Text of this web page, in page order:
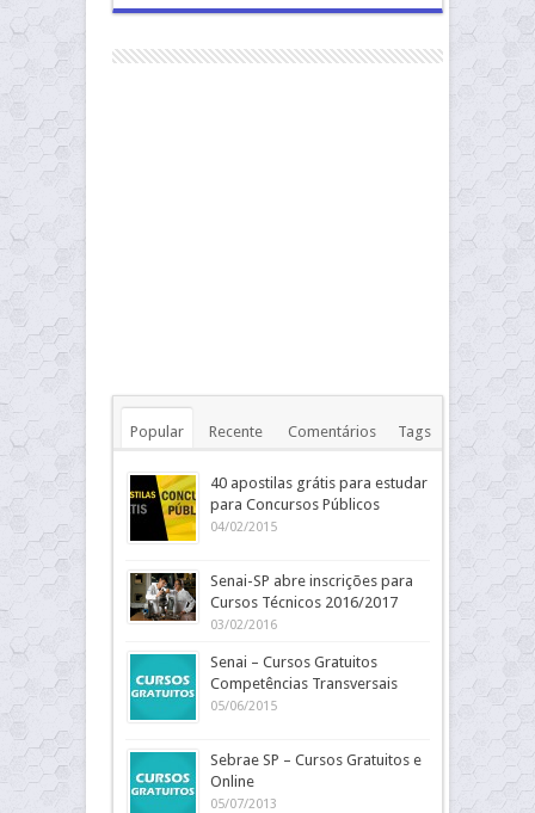
Popular Recente Comentários Tags
40 apostilas grátis para estudar
para Concursos Públicos
04/02/2015
Senai-SP abre inscrições para
Cursos Técnicos 2016/2017
03/02/2016
Senai – Cursos Gratuitos
Competências Transversais
05/06/2015
Sebrae SP – Cursos Gratuitos e
Online
05/07/2013